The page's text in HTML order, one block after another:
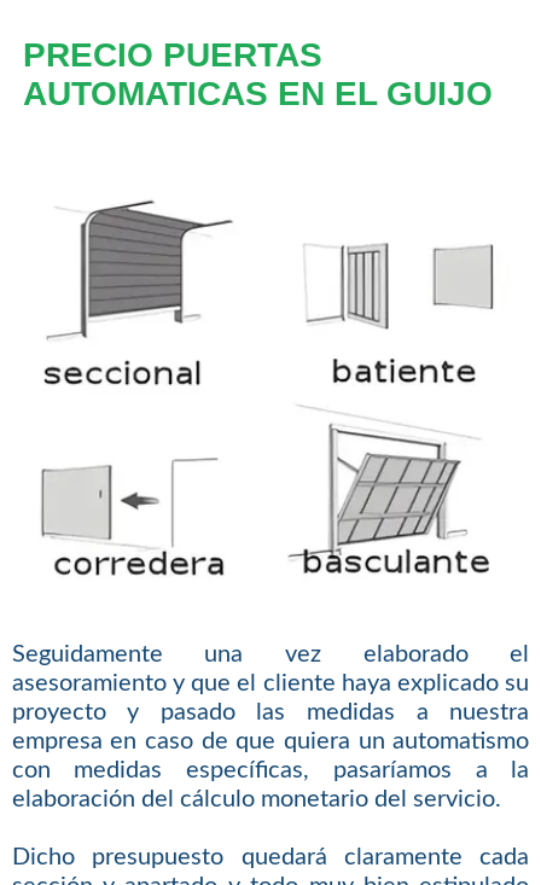
PRECIO PUERTAS
AUTOMATICAS EN EL GUIJO
Seguidamente una vez elaborado el
asesoramiento y que el cliente haya explicado su
proyecto y pasado las medidas a nuestra
empresa en caso de que quiera un automatismo
con medidas específicas, pasaríamos a la
elaboración del cálculo monetario del servicio.
Dicho presupuesto quedará claramente cada